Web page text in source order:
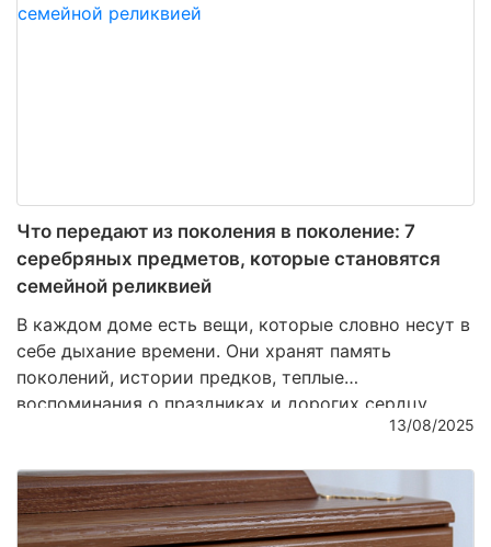
и мастерство ювелиров, превращая металл в
Что передают из поколения в поколение: 7
серебряных предметов, которые становятся
семейной реликвией
В каждом доме есть вещи, которые словно несут в
себе дыхание времени. Они хранят память
поколений, истории предков, теплые
воспоминания о праздниках и дорогих сердцу
людях. Среди множества материалов именно
утонченности и долговечности. Его благородный
блеск не тускнеет, а напротив – с годами
приобретает особую глубину и шарм. Сегодня мы
13/08/2025